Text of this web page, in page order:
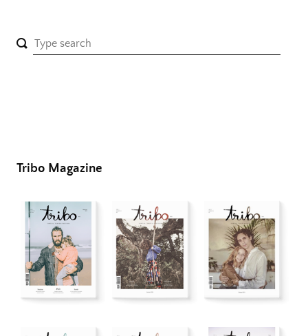
Tribo Magazine